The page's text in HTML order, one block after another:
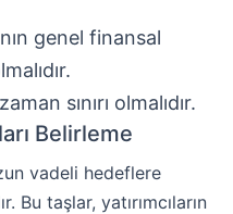
genel finansal
sınırı olmalıdır.
Belirleme
vadeli hedeflere
Bu taşlar, yatırımcıların